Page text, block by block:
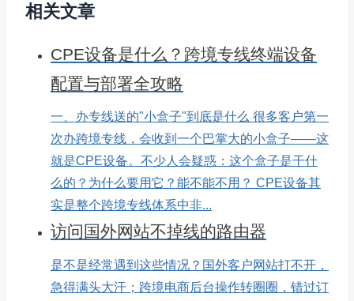
相关文章
CPE设备是什么？跨境专线终端设备
配置与部署全攻略
一、办专线送的"小盒子"到底是什么 很多客户第一
次办跨境专线，会收到一个巴掌大的小盒子——这
就是CPE设备。不少人会疑惑：这个盒子是干什
么的？为什么要用它？能不能不用？ CPE设备其
实是整个跨境专线体系中非...
访问国外网站不掉线的路由器
是不是经常遇到这些情况？国外客户网站打不开，
急得满头大汗；跨境电商后台操作转圈圈，错过订